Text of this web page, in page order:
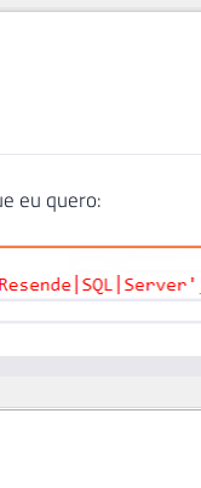
eu quero: